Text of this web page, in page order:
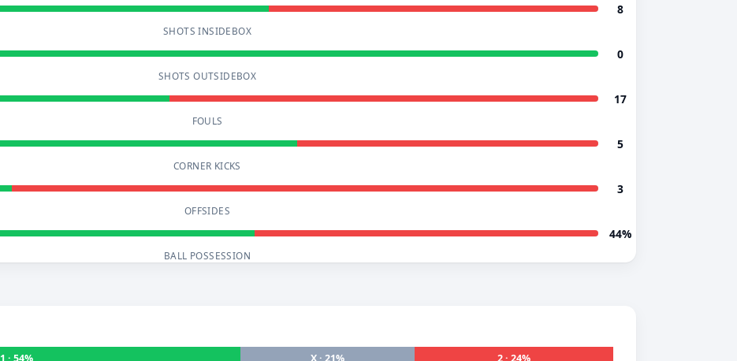
8
SHOTS INSIDEBOX
0
SHOTS OUTSIDEBOX
17
FOULS
5
CORNER KICKS
3
OFFSIDES
44%
BALL POSSESSION
1 · 54% X · 21% 2 · 24%